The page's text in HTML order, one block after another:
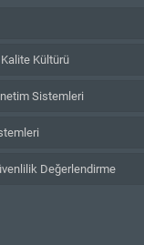
Kalite Kültürü
Sistemleri
Değerlendirme